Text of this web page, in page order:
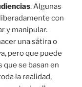
. Algunas
con
y manipular.
una sátira o
pero que puede
que se basan en
la realidad,